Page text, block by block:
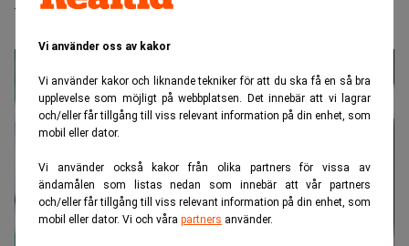
Vi använder oss av kakor
Vi använder kakor och liknande tekniker för att du ska få en så bra
upplevelse som möjligt på webbplatsen. Det innebär att vi lagrar
och/eller får tillgång till viss relevant information på din enhet, som
mobil eller dator.
Vi använder också kakor från olika partners för vissa av
ändamålen som listas nedan som innebär att vår partners
och/eller får tillgång till viss relevant information på din enhet, som
mobil eller dator. Vi och våra partners använder.
Vaekstfonden